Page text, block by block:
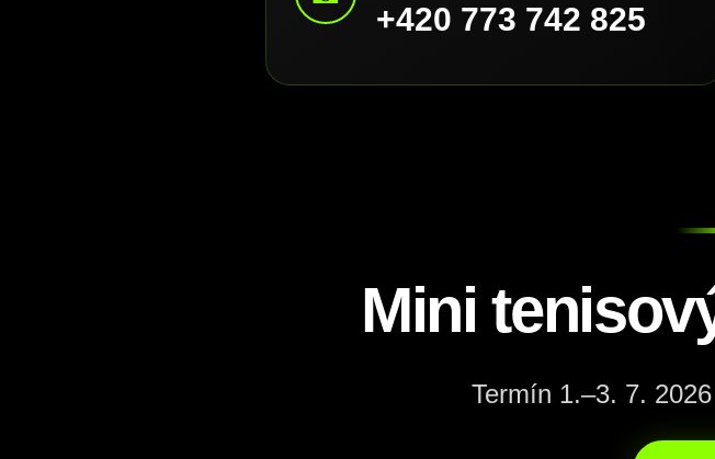
+420 773 742 825
Mini
Termín 1.–3. 7.